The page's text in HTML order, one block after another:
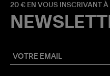
20 € EN VOUS INSCRIVANT À